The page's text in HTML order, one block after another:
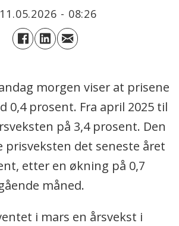
11.05.2026 - 08:26
morgen viser at prisene
0,4 prosent. Fra april 2025 til
på 3,4 prosent. Den
prisveksten det seneste året
etter en økning på 0,7
måned.
i mars en årsvekst i